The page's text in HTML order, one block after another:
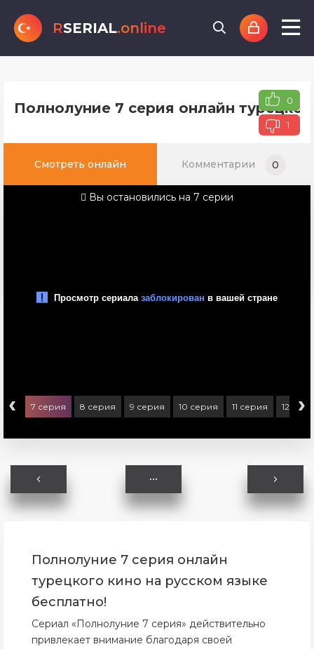
RSERIAL.online
Полнолуние 7 серия онлайн 0
1
Смотреть онлайн Комментарии 0
Вы остановились на 7 серии
‹ 7 серия 8 серия 9 серия 10 серия 11 серия 12 ›
Полнолуние 7 серия онлайн
турецкого кино на русском языке
бесплатно!
Сериал «Полнолуние 7 серия» действительно
привлекает внимание благодаря своей